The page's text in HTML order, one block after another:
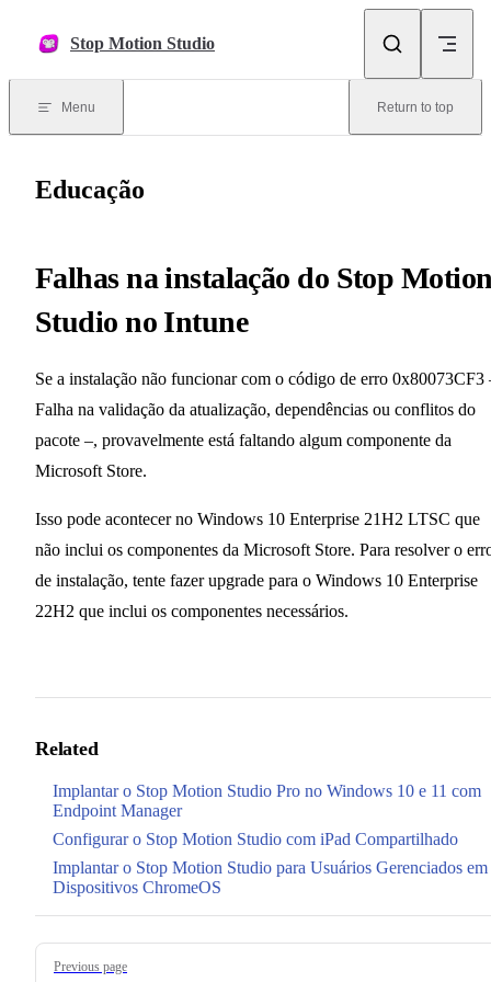
Stop Motion Studio
Menu Return to top
Educação
Falhas na instalação do Stop
Studio no Intune
Se a instalação não funcionar com o código de erro 0x80073CF3
Falha na validação da atualização, dependências ou conflitos do
pacote –, provavelmente está faltando algum componente da
Microsoft Store.
Isso pode acontecer no Windows 10 Enterprise 21H2 LTSC que
não inclui os componentes da Microsoft Store. Para resolver o
de instalação, tente fazer upgrade para o Windows 10 Enterprise
22H2 que inclui os componentes necessários.
Related
Implantar o Stop Motion Studio Pro no Windows 10 e 11 com
Endpoint Manager
Configurar o Stop Motion Studio com iPad Compartilhado
Implantar o Stop Motion Studio para Usuários Gerenciados em
Dispositivos ChromeOS
Pager
Previous page